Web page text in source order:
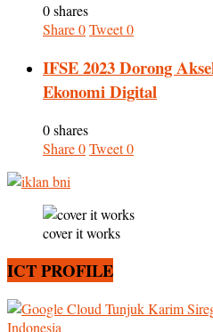
0 shares
Share0Tweet0
IFSE 2023 Dorong
Ekonomi Digital
0 shares
Share0Tweet0
cover it works
ICT PROFILE